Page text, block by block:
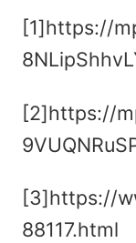
[1]https://
[2]https://
[3]https://
88117.html